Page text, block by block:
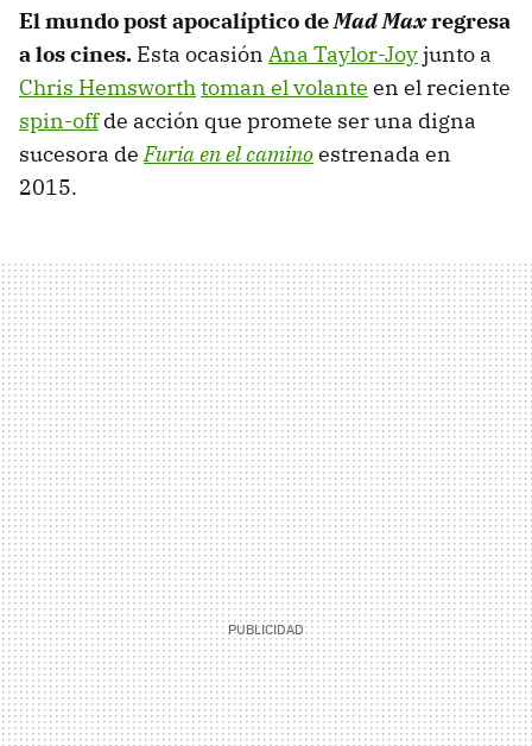
El mundo post apocalíptico deMad Maxregresa
a los cines. Esta ocasión Ana Taylor-Joyjunto a
Chris Hemsworthtoman el volante en el reciente
spin-offde acción que promete ser una digna
sucesora deFuria en el caminoestrenada en
2015.